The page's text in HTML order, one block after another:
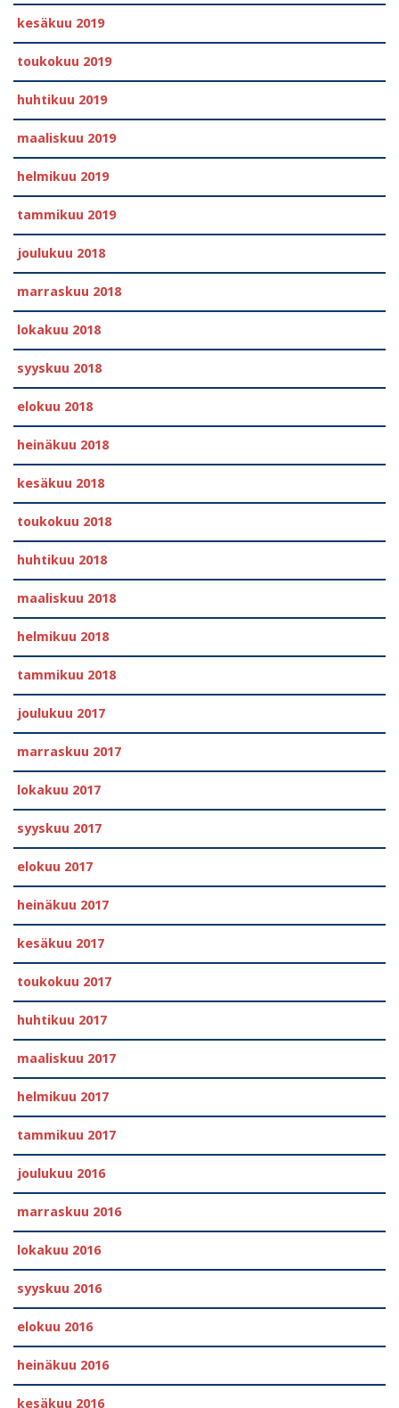
kesäkuu 2019
toukokuu 2019
huhtikuu 2019
maaliskuu 2019
helmikuu 2019
tammikuu 2019
joulukuu 2018
marraskuu 2018
lokakuu 2018
syyskuu 2018
elokuu 2018
heinäkuu 2018
kesäkuu 2018
toukokuu 2018
huhtikuu 2018
maaliskuu 2018
helmikuu 2018
tammikuu 2018
joulukuu 2017
marraskuu 2017
lokakuu 2017
syyskuu 2017
elokuu 2017
heinäkuu 2017
kesäkuu 2017
toukokuu 2017
huhtikuu 2017
maaliskuu 2017
helmikuu 2017
tammikuu 2017
joulukuu 2016
marraskuu 2016
lokakuu 2016
syyskuu 2016
elokuu 2016
heinäkuu 2016
kesäkuu 2016